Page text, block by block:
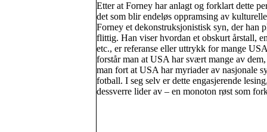
Etter at Forney har anlagt og forklart dette
det som blir endeløs oppramsing av
Forney et dekonstruksjonistisk syn, der han
flittig. Han viser hvordan et obskurt årstall,
etc., er referanse eller uttrykk for mange
forstår man at USA har svært mange av
man fort at USA har myriader av nasjonale
fotball. I seg selv er dette engasjerende
dessverre lider av – en monoton røst som